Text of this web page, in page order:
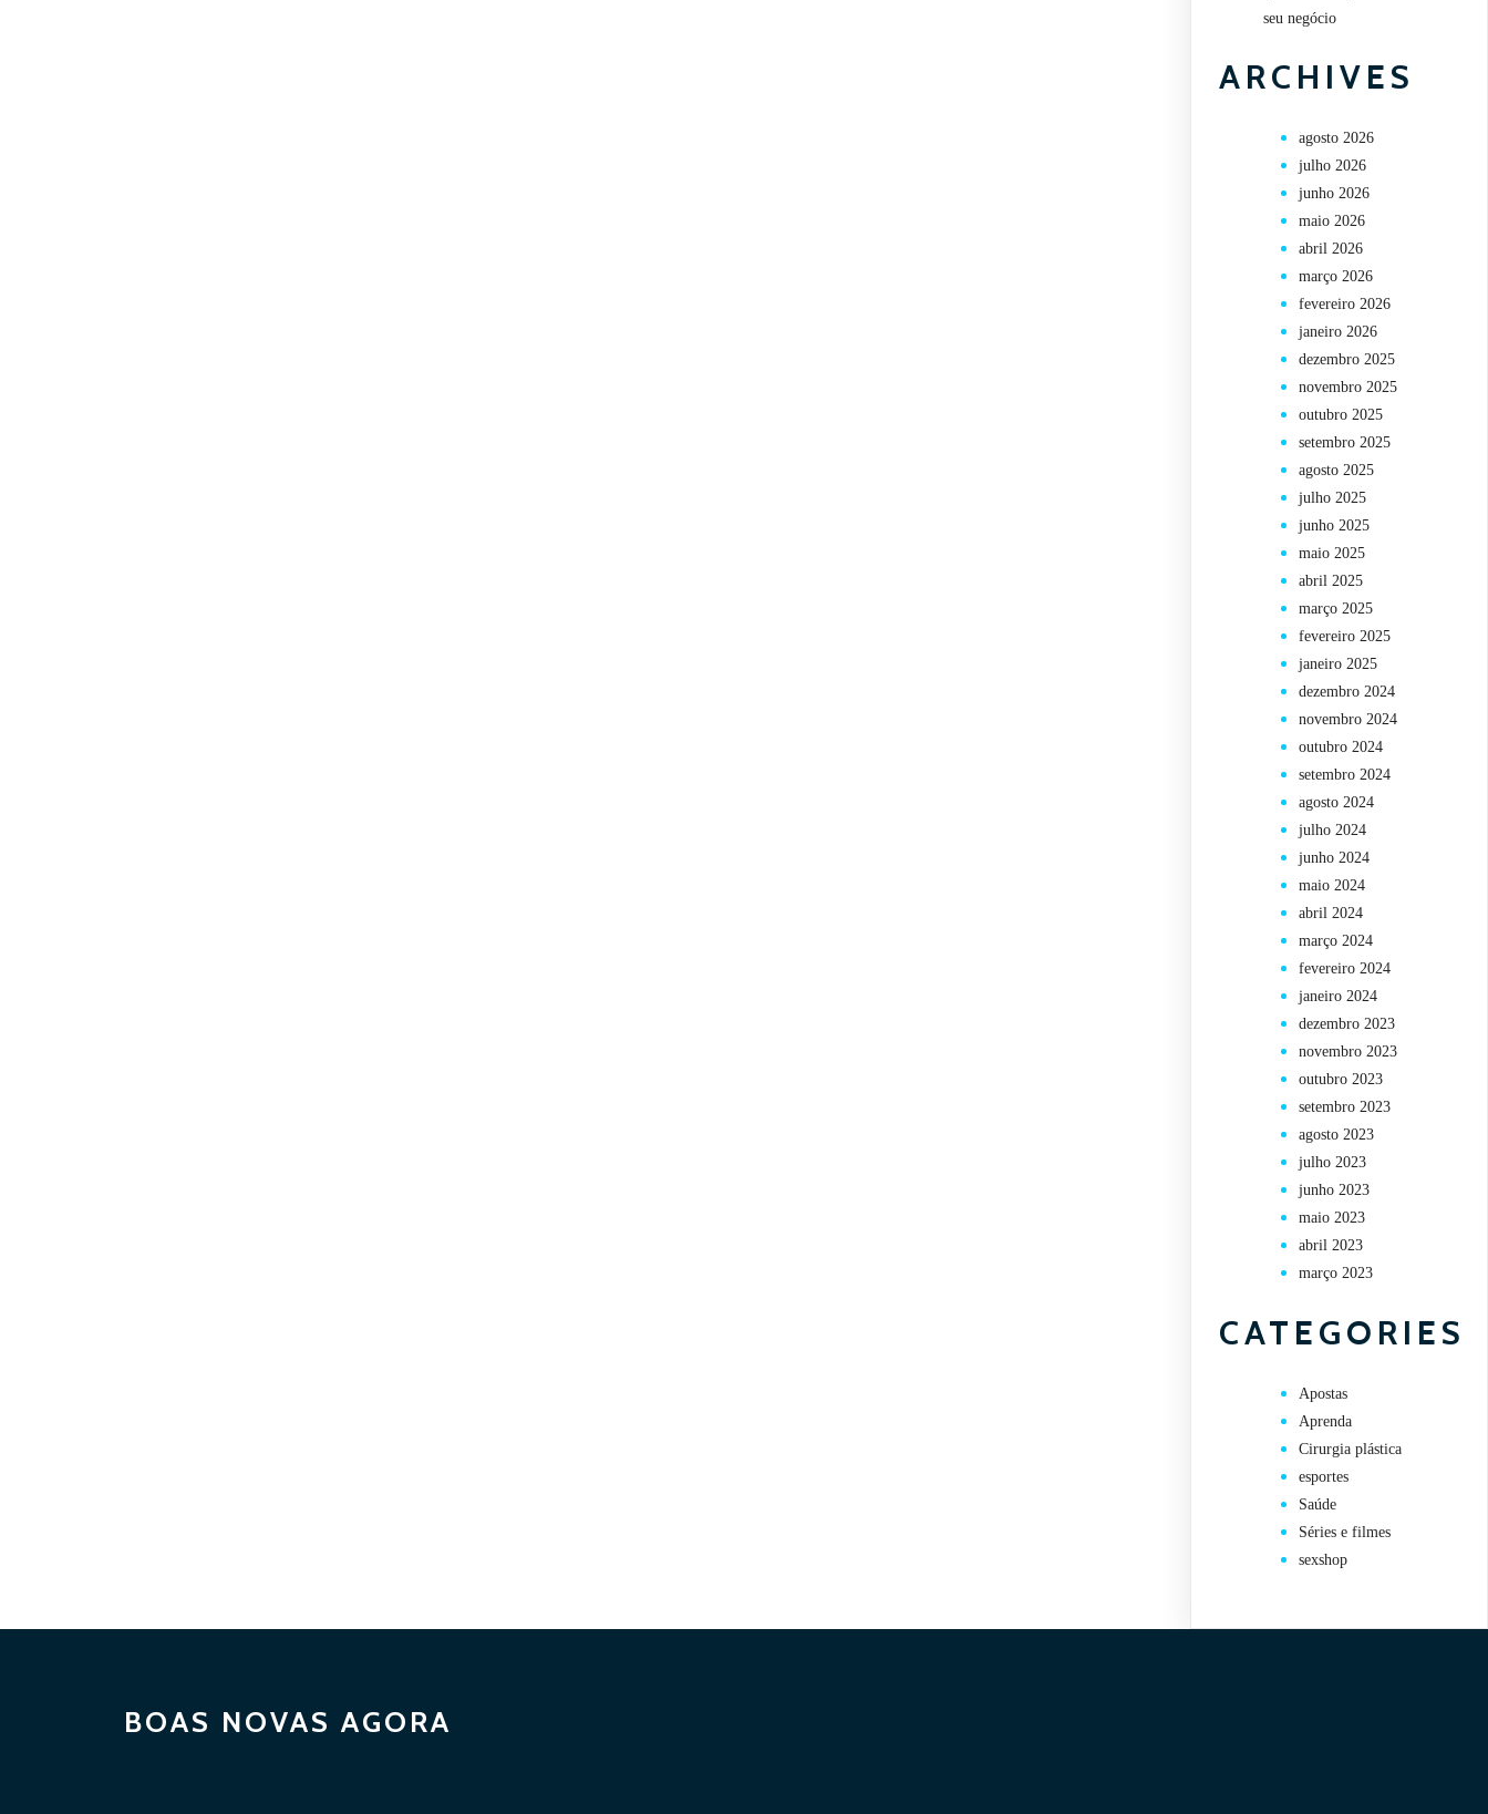
seu negócio
ARCHIVES
agosto 2026
julho 2026
junho 2026
maio 2026
abril 2026
março 2026
fevereiro 2026
janeiro 2026
dezembro 2025
novembro 2025
outubro 2025
setembro 2025
agosto 2025
julho 2025
junho 2025
maio 2025
abril 2025
março 2025
fevereiro 2025
janeiro 2025
dezembro 2024
novembro 2024
outubro 2024
setembro 2024
agosto 2024
julho 2024
junho 2024
maio 2024
abril 2024
março 2024
fevereiro 2024
janeiro 2024
dezembro 2023
novembro 2023
outubro 2023
setembro 2023
agosto 2023
julho 2023
junho 2023
maio 2023
abril 2023
março 2023
CATEGORIES
Apostas
Aprenda
Cirurgia plástica
esportes
Saúde
Séries e filmes
sexshop
BOAS NOVAS AGORA